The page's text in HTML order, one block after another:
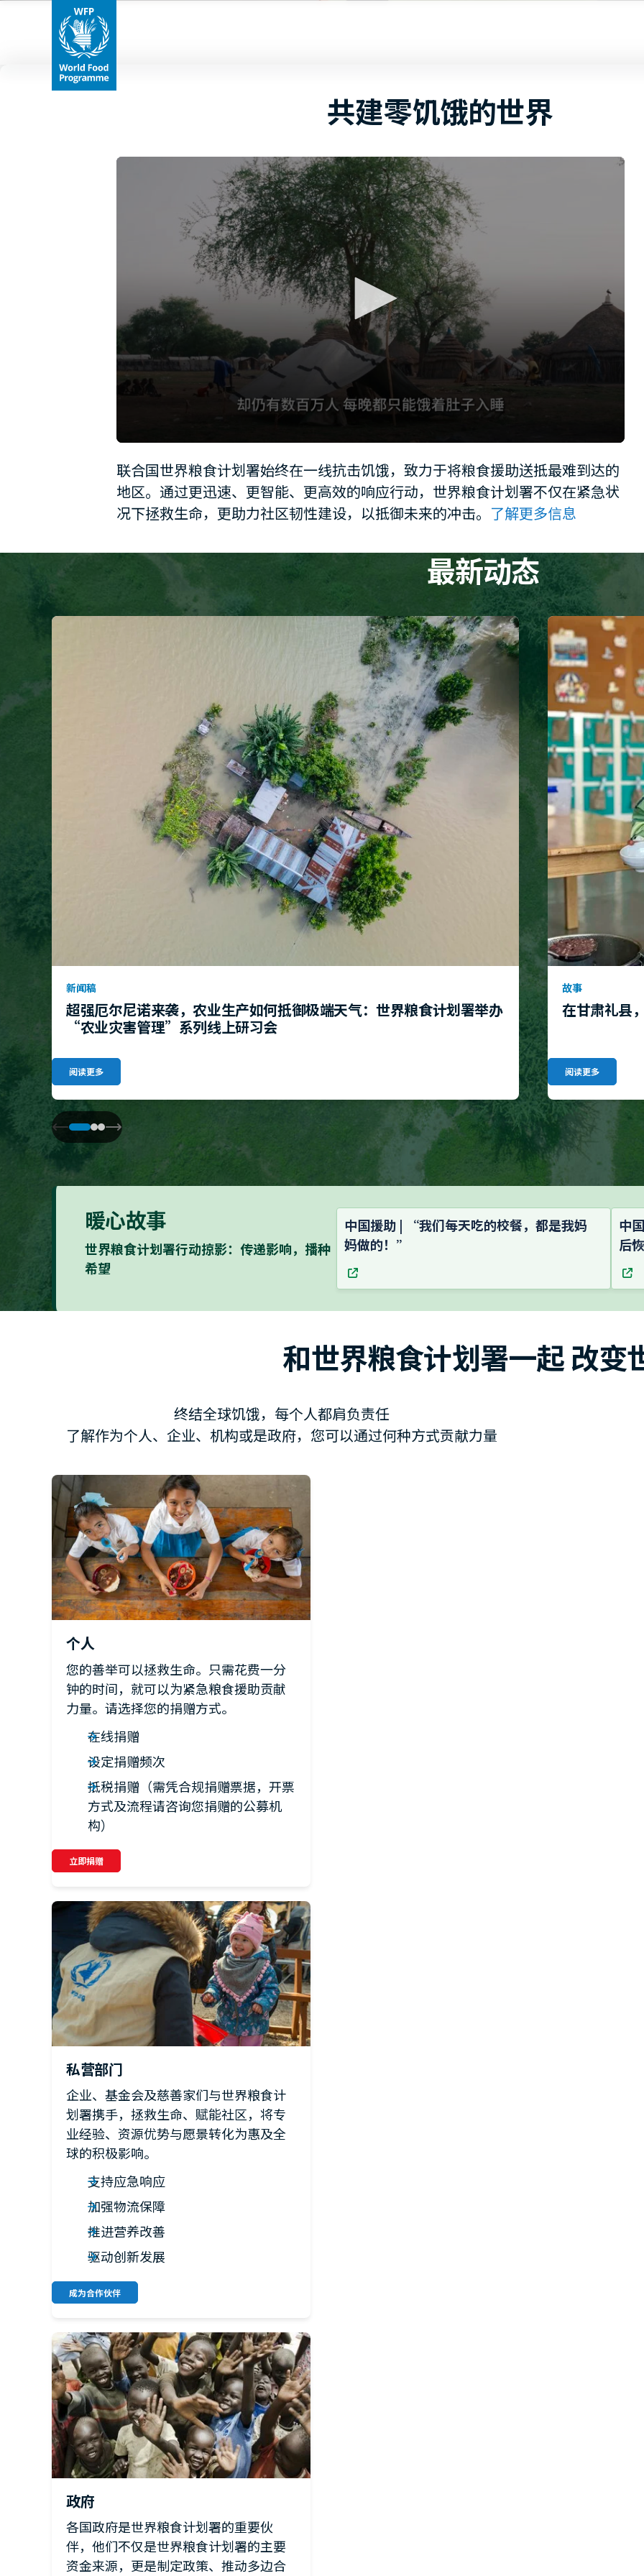
共建零饥饿的世界
of
minute,
12
secondsVolume
联合国世界粮食计划署始终在一线抗击饥饿，致力于将粮食援助送抵最难到达的
地区。通过更迅速、更智能、更高效的响应行动，世界粮食计划署不仅在紧急状
况下拯救生命，更助力社区韧性建设，以抵御未来的冲击。 了解更多信息
最新动态
新闻稿
超强厄尔尼诺来袭，农业生产如何抵御极端天气：世界粮食计划署举办
“农业灾害管理”系列线上研习会
阅读更多
故事
在甘肃礼县
阅读更多
暖心故事
世界粮食计划署行动掠影：传递影响，播种
希望
中国援助 | “我们每天吃的校餐，都是我妈
妈做的！”
中
后
和世界粮食计划署一起 改变
终结全球饥饿，每个人都肩负责任
了解作为个人、企业、机构或是政府，您可以通过何种方式贡献力量
个人
您的善举可以拯救生命。只需花费一分
钟的时间，就可以为紧急粮食援助贡献
力量。请选择您的捐赠方式。
在线捐赠
设定捐赠频次
抵税捐赠（需凭合规捐赠票据，开票
方式及流程请咨询您捐赠的公募机
构）
立即捐赠
私营部门
企业、基金会及慈善家们与世界粮食计
划署携手，拯救生命、赋能社区，将专
业经验、资源优势与愿景转化为惠及全
球的积极影响。
支持应急响应
加强物流保障
推进营养改善
驱动创新发展
成为合作伙伴
政府
各国政府是世界粮食计划署的重要伙
伴，他们不仅是世界粮食计划署的主要
资金来源，更是制定政策、推动多边合